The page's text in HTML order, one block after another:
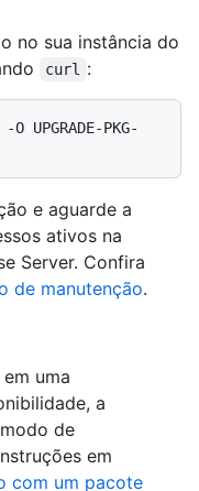
no sua instância do
curl :
UPGRADE-PKG-
e aguarde a
ativos na
Server. Confira
de manutenção.
uma
a
de
em
com um pacote